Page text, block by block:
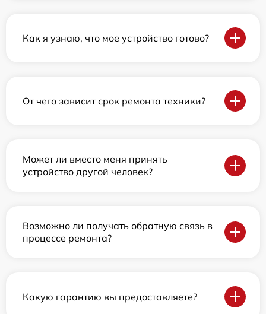
Как я узнаю, что мое устройство готово?
От чего зависит срок ремонта техники?
Может ли вместо меня принять
устройство другой человек?
Возможно ли получать обратную связь в
процессе ремонта?
Какую гарантию вы предоставляете?